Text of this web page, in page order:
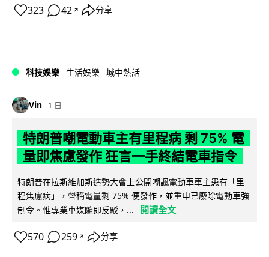
323 42 ↗ 分享
科技娛樂 生活娛樂 城中熱話
Vin 1 日
特朗普嘲電動車主有里程病 剩 75% 電
量即焦慮發作 狂言一手終結電車指令
特朗普在拉斯維加斯造勢大會上公開嘲諷電動車車主患有「里
程焦慮病」，聲稱電量剩 75% 便發作，並重申已廢除電動車強
制令。惟專業車媒隨即反駁，...
閱讀全文
570 259 ↗ 分享